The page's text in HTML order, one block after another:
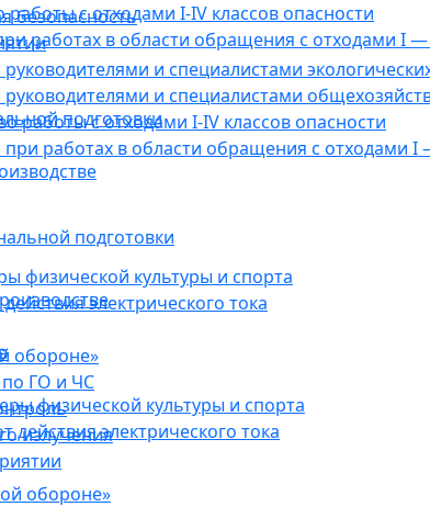
с отходами I-IV классов опасности
работах в области обращения с отходами I —
подготовки
физической культуры и спорта
электрического тока
обороне»
ГО и ЧС
излучения
безопасность
и специалистами
и специалистами
работы с отходами I-IV классов опасности
работах в области обращения с отходами I
подготовки
физической культуры и спорта
электрического тока
обороне»